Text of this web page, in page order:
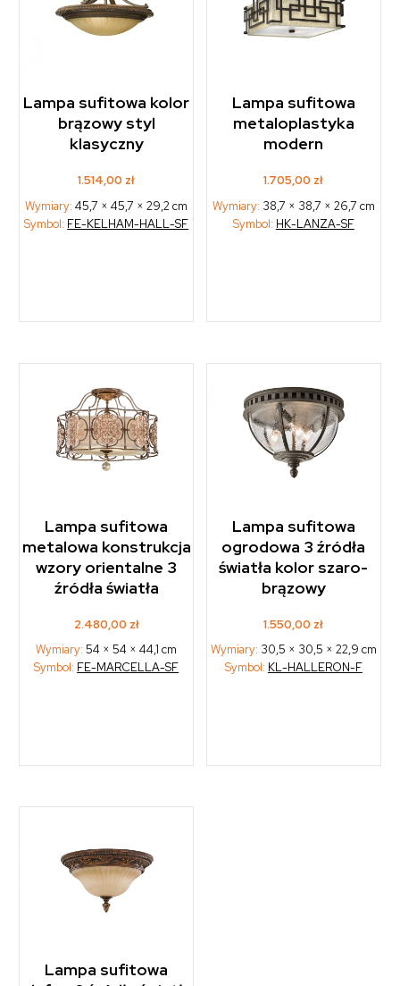
Lampa sufitowa kolor
brązowy styl
klasyczny
1.514,00 zł
Wymiary:45,7 × 45,7 × 29,2 cm
Symbol: FE-KELHAM-HALL-SF
Lampa sufitowa
metaloplastyka
modern
1.705,00 zł
Wymiary: 38,7 × 38,7 × 26,7 cm
Symbol: HK-LANZA-SF
Lampa sufitowa
metalowa konstrukcja
wzory orientalne 3
źródła światła
2.480,00 zł
Wymiary:54 × 54 × 44,1 cm
Symbol: FE-MARCELLA-SF
Lampa sufitowa
ogrodowa 3 źródła
światła kolor szaro-
brązowy
1.550,00 zł
Wymiary: 30,5 × 30,5 × 22,9 cm
Symbol: KL-HALLERON-F
Lampa sufitowa